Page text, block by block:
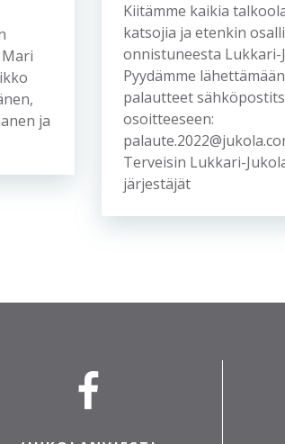
ja
Kiitämme kaikia
katsojia ja etenkin
onnistuneesta Lukkari-
Pyydämme
palautteet
osoitteeseen:
Terveisin Lukkari-
järjestäjät